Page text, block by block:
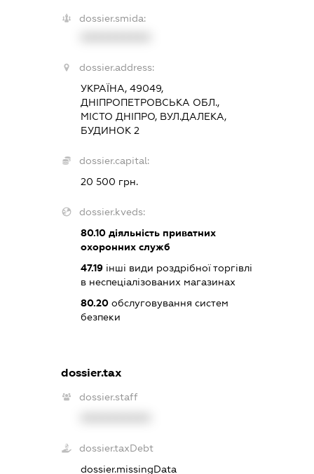
dossier.smida:
dossier.address:
УКРАЇНА, 49049,
ДНІПРОПЕТРОВСЬКА ОБЛ.,
МІСТО ДНІПРО, ВУЛ.ДАЛЕКА,
БУДИНОК 2
dossier.capital:
20 500 грн.
dossier.kveds:
80.10 діяльність приватних
охоронних служб
47.19 інші види роздрібної торгівлі
в неспеціалізованих магазинах
80.20 обслуговування систем
безпеки
dossier.tax
dossier.staff
dossier.taxDebt
dossier.missingData